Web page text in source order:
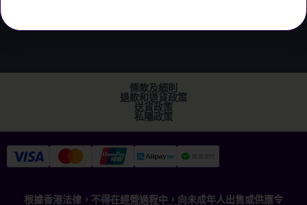
條款及細則
退款和退貨政策
送貨政策
私隱政策
根據香港法律，不得在經營過程中，向未成年人出售或供應令